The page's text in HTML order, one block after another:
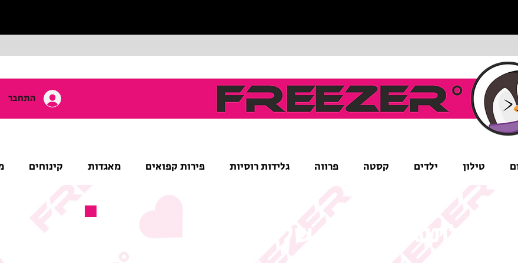
התחבר
טילון ילדים קסטה פרווה גלידות רוסיות פירות קפואים מאגדות קינוחים
לב לתנאי המבצע של המוצר